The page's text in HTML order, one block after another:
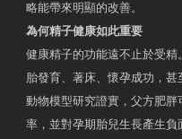
略能帶來明顯的改善。
為何精子健康如此重要
健康精子的功能遠不止於受
胎發育、著床、懷孕成功，甚
動物模型研究證實，父方肥
率，並對孕期胎兒生長產生